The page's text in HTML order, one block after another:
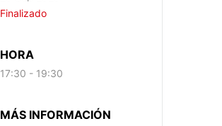
Finalizado
HORA
17:30 - 19:30
MÁS INFORMACIÓN